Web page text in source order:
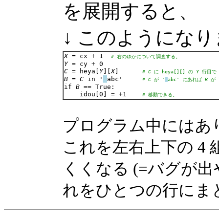
を展開すると、
↓ このようにな
X = cx + 1 # 右のゆかについて調査する。
Y
C = heya[ Y][X] # C に heya[][] の Y 行目で
B = C in ' abc' # C が ' abc' にあれば B が
if B == True:
    idou[0] = +1
# 移動できる。
プログラム中にはあ
これを左右上下の 4
くくなる (=バグが
れをひとつの行にま